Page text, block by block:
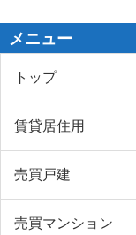
メニュー
トップ
賃貸居住用
売買戸建
売買マンション